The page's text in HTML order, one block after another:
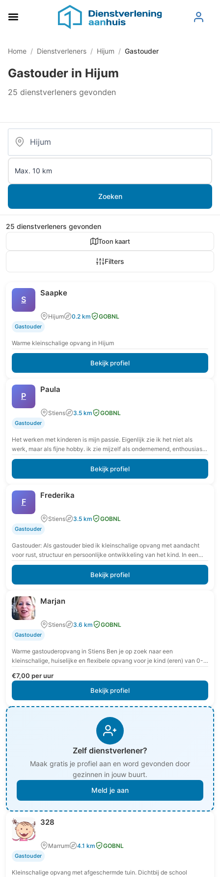
Home / Dienstverleners / Hijum / Gastouder
Gastouder in Hijum
25 dienstverleners gevonden
Zoeken
25 dienstverleners gevonden
Toon kaart
Filters
S
Saapke
Hijum 0.2 km GOBNL
Gastouder
Warme kleinschalige opvang in Hijum
Bekijk profiel
P
Paula
Stiens 3.5 km GOBNL
Gastouder
Het werken met kinderen is mijn passie. Eigenlijk zie ik het niet als
werk, maar als fijne hobby. ik zie mijzelf als ondernemend, enthousiast,
behulpzaam,…
Bekijk profiel
F
Frederika
Stiens 3.5 km GOBNL
Gastouder
Gastouder: Als gastouder bied ik kleinschalige opvang met aandacht
voor rust, structuur en persoonlijke ontwikkeling van het kind. In een
veilige en vertrouwde omgeving krijgt…
Bekijk profiel
Marjan
Stiens 3.6 km GOBNL
Gastouder
Warme gastouderopvang in Stiens Ben je op zoek naar een
kleinschalige, huiselijke en flexibele opvang voor je kind (eren) van 0-4
€7,00 per uur
Bekijk profiel
Zelf dienstverlener?
Maak gratis je profiel aan en word gevonden door
gezinnen in jouw buurt.
Meld je aan
328
Marrum 4.1 km GOBNL
Gastouder
Kleinschalige opvang met afgeschermde tuin. Dichtbij de school